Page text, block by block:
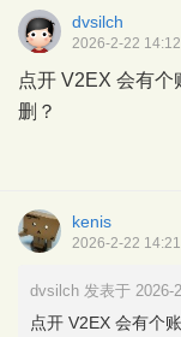
dvsilch
2026-2-22 14:12
点开 V2EX 会有
删？
kenis
2026-2-22 14:21
dvsilch 发表于 2026-
点开 V2EX 会有个